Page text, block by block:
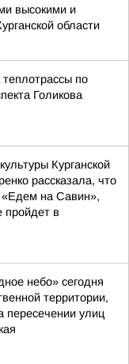
высокими и
области
по
Голикова
Курганской
рассказала, что
«Едем на Савин»,
пройдет в
небо» сегодня
территории,
пересечении улиц